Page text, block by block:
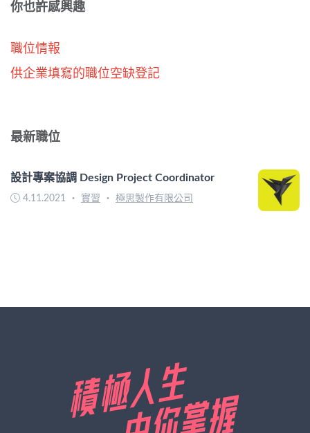
你也許感興趣
職位情報
供企業填寫的職位空缺登記
最新職位
設計專案協調 Design Project Coordinator
4.11.2021 ・ 實習 ・ 極思製作有限公司